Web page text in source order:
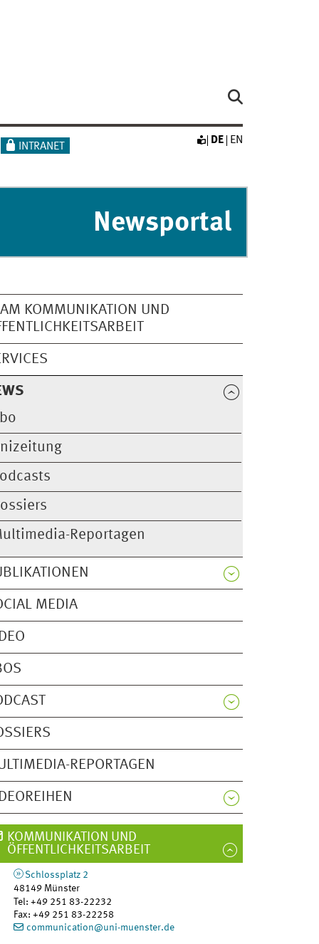
INTRANET
DE EN
Newsportal
KOMMUNIKATION UND
Reportagen
MEDIA
REPORTAGEN
KOMMUNIKATION UND
ÖFFENTLICHKEITSARBEIT
Schlossplatz 2
48149 Münster
Tel:+49 251 83-22232
Fax:+49 251 83-22258
communication@uni-muenster.de